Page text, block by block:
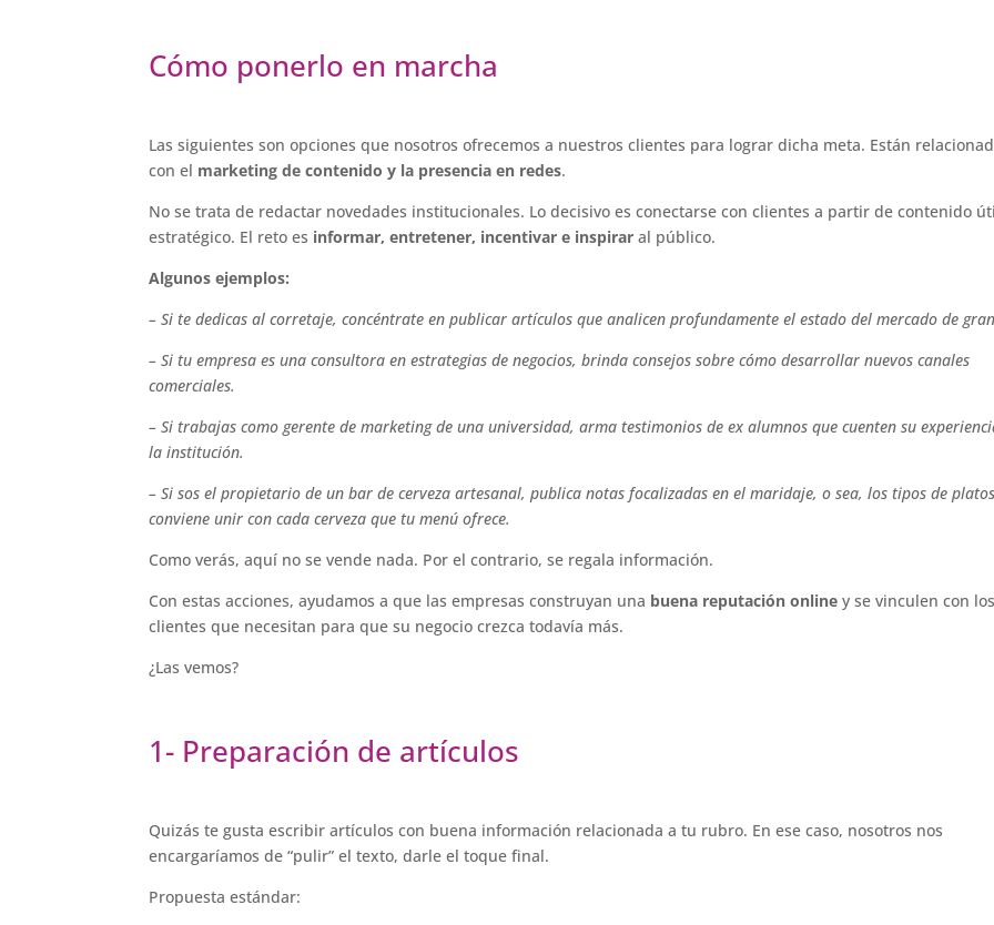
Cómo ponerlo en marcha
Las siguientes son opciones que nosotros ofrecemos a nuestros clientes para lograr dicha meta. Están
con el marketing de contenido y la presencia en redes.
No se trata de redactar novedades institucionales. Lo decisivo es conectarse con clientes a partir de contenido
estratégico. El reto es informar, entretener, incentivar e inspirar al público.
Algunos ejemplos:
– Si te dedicas al corretaje, concéntrate en publicar artículos que analicen profundamente el estado del mercado de
– Si tu empresa es una consultora en estrategias de negocios, brinda consejos sobre cómo desarrollar nuevos canales
comerciales.
– Si trabajas como gerente de marketing de una universidad, arma testimonios de ex alumnos que cuenten su
la institución.
– Si sos el propietario de un bar de cerveza artesanal, publica notas focalizadas en el maridaje, o sea, los tipos de
conviene unir con cada cerveza que tu menú ofrece.
Como verás, aquí no se vende nada. Por el contrario, se regala información.
Con estas acciones, ayudamos a que las empresas construyan una buena reputación online y se vinculen con los
clientes que necesitan para que su negocio crezca todavía más.
¿Las vemos?
1- Preparación de artículos
Quizás te gusta escribir artículos con buena información relacionada a tu rubro. En ese caso, nosotros nos
encargaríamos de “pulir” el texto, darle el toque final.
Propuesta estándar: